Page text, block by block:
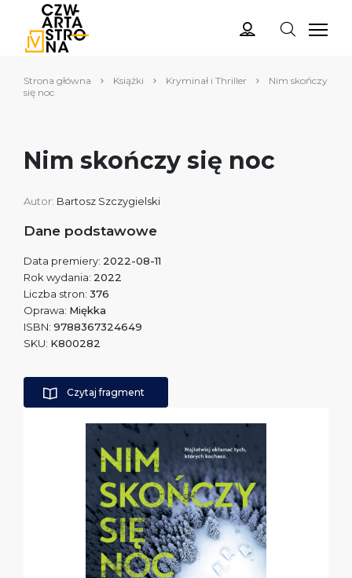
Strona główna Książki Kryminał i Thriller
Nim skończy
się noc
Nim skończy się noc
Autor: Bartosz Szczygielski
Dane podstawowe
Data premiery: 2022-08-11
Rok wydania: 2022
Liczba stron: 376
Oprawa: Miękka
ISBN: 9788367324649
SKU: K800282
Czytaj fragment